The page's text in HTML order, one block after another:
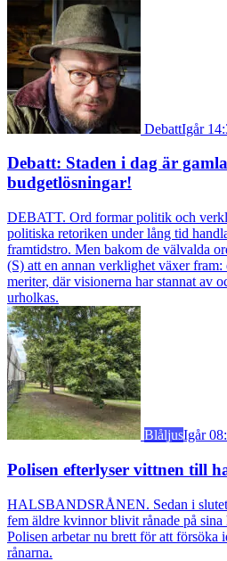
DebattIgår
Debatt: Staden i dag är
budgetlösningar!
DEBATT. Ord formar politik och
politiska retoriken under lång tid
framtidstro. Men bakom de välvalda
(S) att en annan verklighet växer fram:
meriter, där visionerna har stannat av
urholkas.
BlåljusIgår
Polisen efterlyser vittnen till
HALSBANDSRÅNEN. Sedan i
fem äldre kvinnor blivit rånade på sina
Polisen arbetar nu brett för att försöka
rånarna.